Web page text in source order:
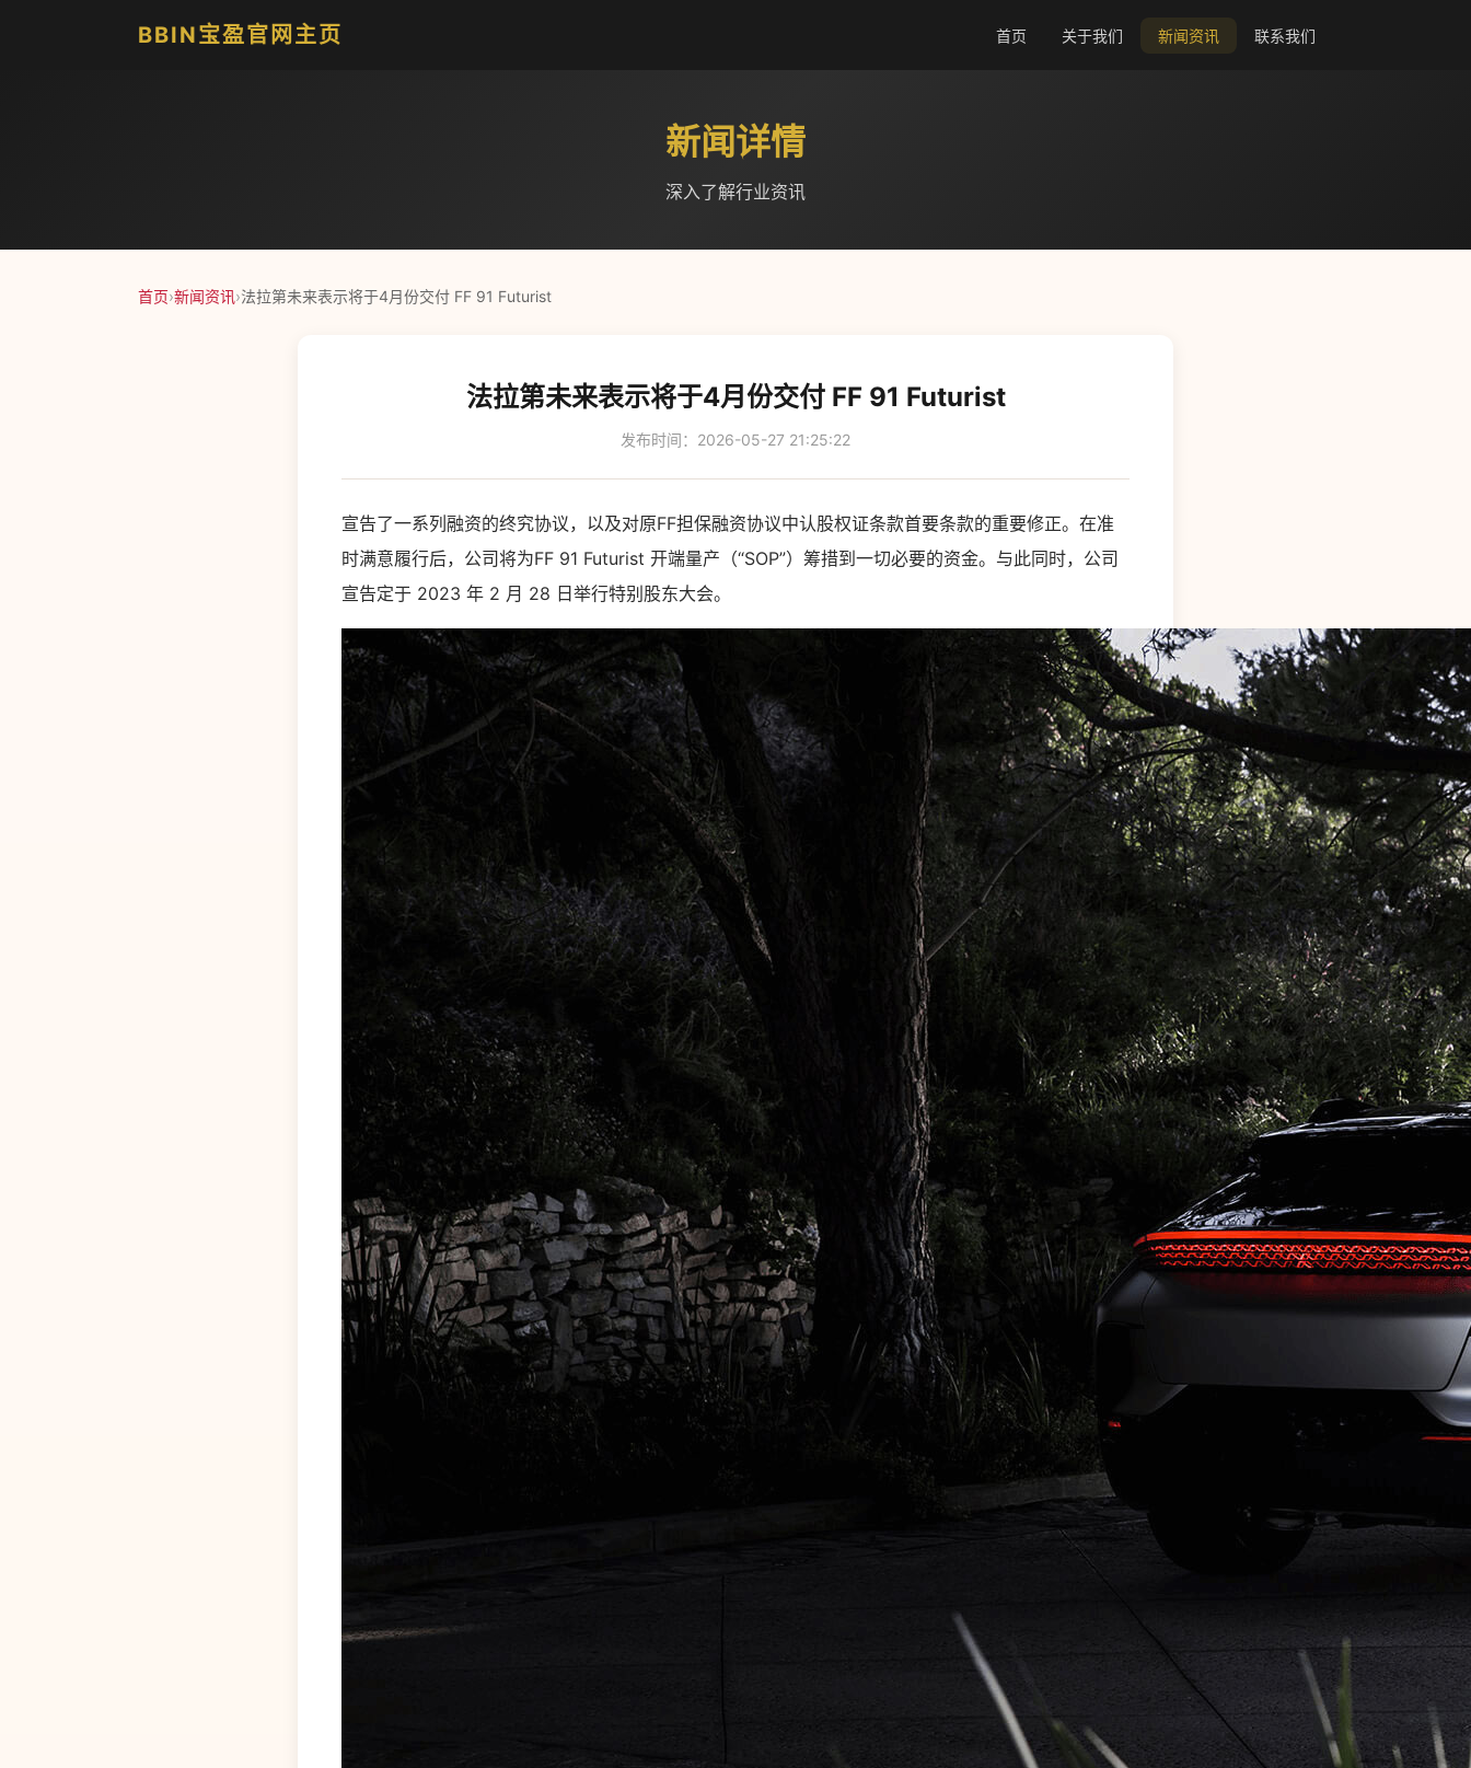
BBIN宝盈官网主页 首页 关于我们 新闻资讯 联系我们
新闻详情
深入了解行业资讯
首页›新闻资讯›法拉第未来表示将于4月份交付 FF 91 Futurist
法拉第未来表示将于4月份交付 FF 91 Futurist
发布时间：2026-05-27 21:25:22
宣告了一系列融资的终究协议，以及对原FF担保融资协议中认股权证条款首要条款的重要修正。在准
时满意履行后，公司将为FF 91 Futurist 开端量产（“SOP”）筹措到一切必要的资金。与此同时，公司
宣告定于 2023 年 2 月 28 日举行特别股东大会。